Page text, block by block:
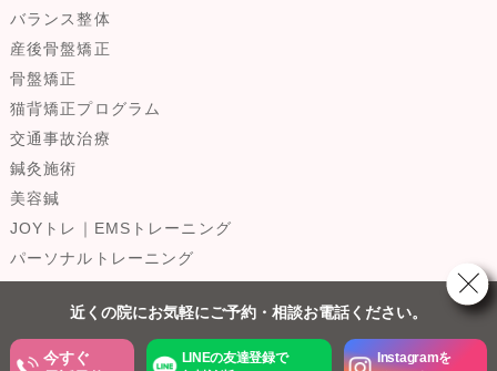
近くの院にお気軽にご予約・相談お電話ください。
今すぐ
LINEの友達登録で
Instagramを
バランス整体
産後骨盤矯正
骨盤矯正
猫背矯正プログラム
交通事故治療
鍼灸施術
美容鍼
JOYトレ｜EMSトレーニング
パーソナルトレーニング